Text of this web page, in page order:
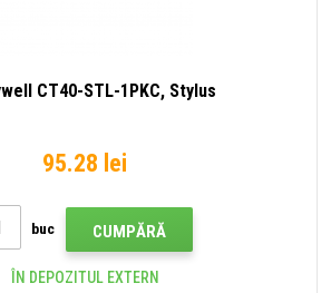
CT40-STL-1PKC, Stylus
95.28 lei
buc CUMPĂRĂ
ÎN DEPOZITUL EXTERN